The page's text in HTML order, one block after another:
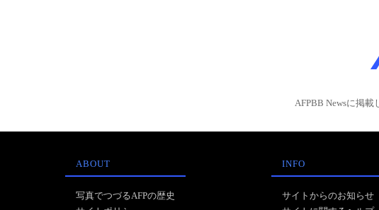
AFPBB Newsに掲
ABOUT
写真でつづるAFPの歴史
INFO
サイトからのお知らせ